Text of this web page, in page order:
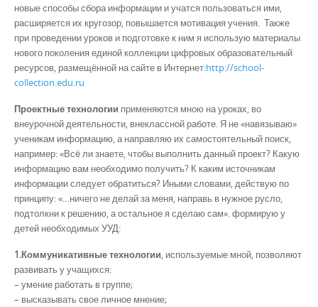
новые способы сбора информации и учатся пользоваться ими,
расширяется их кругозор, повышается мотивация учения. Также
при проведении уроков и подготовке к ним я использую материалы
нового поколения единой коллекции цифровых образовательный
ресурсов, размещённой на сайте в Интернет:http://school-
collection.edu.ru
Проектные технологии применяются мною на уроках, во
внеурочной деятельности, внеклассной работе. Я не «навязываю»
ученикам информацию, а направляю их самостоятельный поиск,
например: «Всё ли знаете, чтобы выполнить данный проект? Какую
информацию вам необходимо получить? К каким источникам
информации следует обратиться? Иными словами, действую по
принципу: «…ничего не делай за меня, направь в нужное русло,
подтолкни к решению, а остальное я сделаю сам». формирую у
детей необходимых УУД:
1.Коммуникативные технологии, используемые мной, позволяют
развивать у учащихся:
– умение работать в группе;
– высказывать свое личное мнение;